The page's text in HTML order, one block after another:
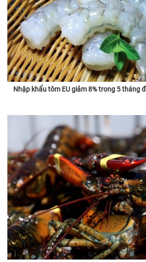
Nhập khẩu tôm EU giảm 8% trong 5 tháng